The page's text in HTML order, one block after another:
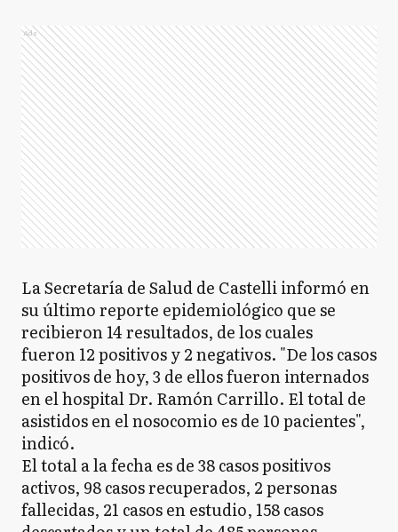
Ads
La Secretaría de Salud de Castelli informó en
su último reporte epidemiológico que se
recibieron 14 resultados, de los cuales
fueron 12 positivos y 2 negativos. "De los casos
positivos de hoy, 3 de ellos fueron internados
en el hospital Dr. Ramón Carrillo. El total de
asistidos en el nosocomio es de 10 pacientes",
indicó.
El total a la fecha es de 38 casos positivos
activos, 98 casos recuperados, 2 personas
fallecidas, 21 casos en estudio, 158 casos